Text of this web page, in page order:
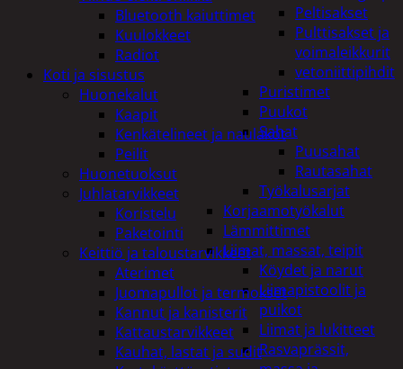
Peltisakset
Pulttisakset ja
voimaleikkurit
vetoniittipihdit
Puristimet
Puukot
Sahat
Puusahat
Rautasahat
Työkalusarjat
Korjaamotyökalut
Lämmittimet
Liimat, massat, teipit
Köydet ja narut
Liimapistoolit ja
puikot
Liimat ja lukitteet
Rasvaprässit,
Bluetooth kaiuttimet
Kuulokkeet
Radiot
Koti ja sisustus
Huonekalut
Kaapit
Kenkätelineet ja naulakot
Peilit
Huonetuoksut
Juhlatarvikkeet
Koristelu
Paketointi
Keittiö ja taloustarvikkeet
Aterimet
Juomapullot ja termokset
Kannut ja kanisterit
Kattaustarvikkeet
Kauhat, lastat ja sudit